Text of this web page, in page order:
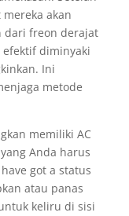
akan
dari freon derajat
diminyaki
Ini
metode
memiliki AC
Anda harus
got a status
atau panas
keliru di sisi